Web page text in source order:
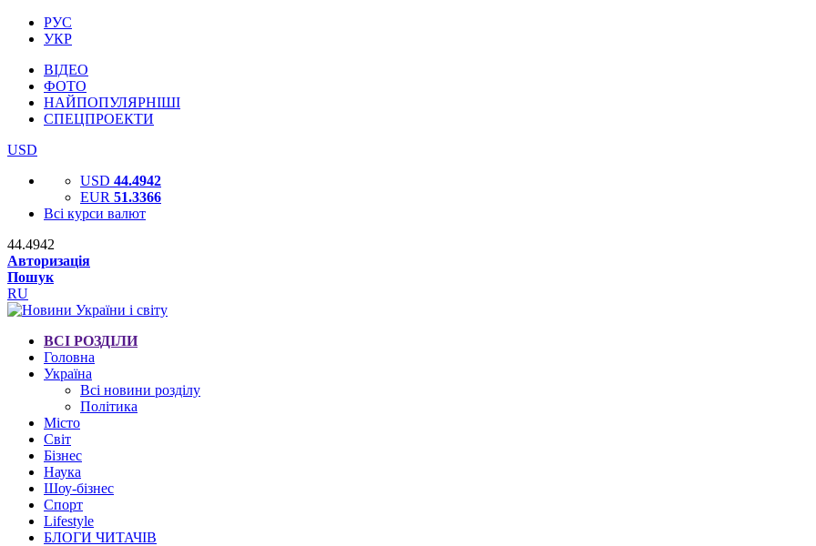
РУС
УКР
ВІДЕО
ФОТО
НАЙПОПУЛЯРНІШІ
СПЕЦПРОЕКТИ
USD
USD 44.4942
EUR 51.3366
Всі курси валют
44.4942
Авторизація
Пошук
RU
ВСІ РОЗДІЛИ
Головна
Україна
Всі новини розділу
Політика
Місто
Світ
Бізнес
Наука
Шоу-бізнес
Спорт
Lifestyle
БЛОГИ ЧИТАЧІВ